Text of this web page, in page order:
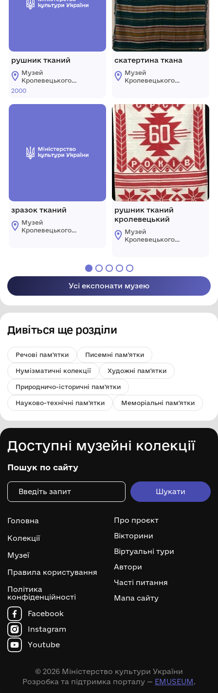
рушник тканий
Музей
Кролевецького
ткацтва
міської ради
2000
зразок тканий
Музей
Кролевецького
скатертина ткана
Музей
Кролевецького
міської ради
рушник тканий
кролевецький
Музей
Кролевецького
Усі експонати музею
Дивіться ще розділи
Речові пам'ятки Писемні пам'ятки
Нумізматичні колекції Художні пам'ятки
Природничо-історичні пам'ятки
Науково-технічні пам'ятки Меморіальні пам'ятки
Доступні музейні колекції
Пошук по сайту
Головна
Колекції
Музеї
Правила користування
Політика
конфіденційності
Про проєкт
Вікторини
Віртуальні тури
Автори
Часті питання
Мапа сайту
Facebook
Instagram
Youtube
© 2026 Міністерство культури України
Розробка та підтримка порталу — EMUSEUM.